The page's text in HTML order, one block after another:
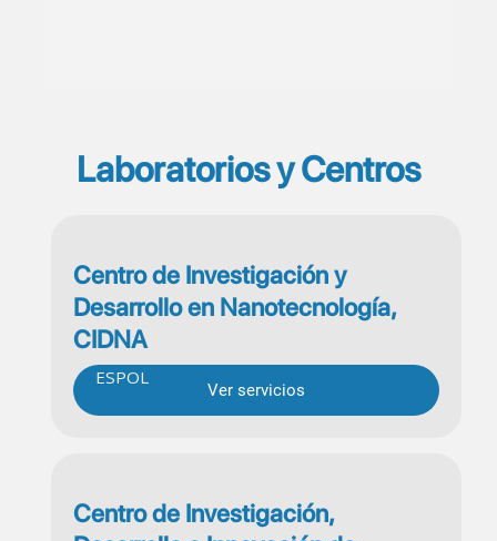
Laboratorios y Centros
Centro de Investigación y
Desarrollo en Nanotecnología,
CIDNA
ESPOL
Ver servicios
Centro de Investigación,